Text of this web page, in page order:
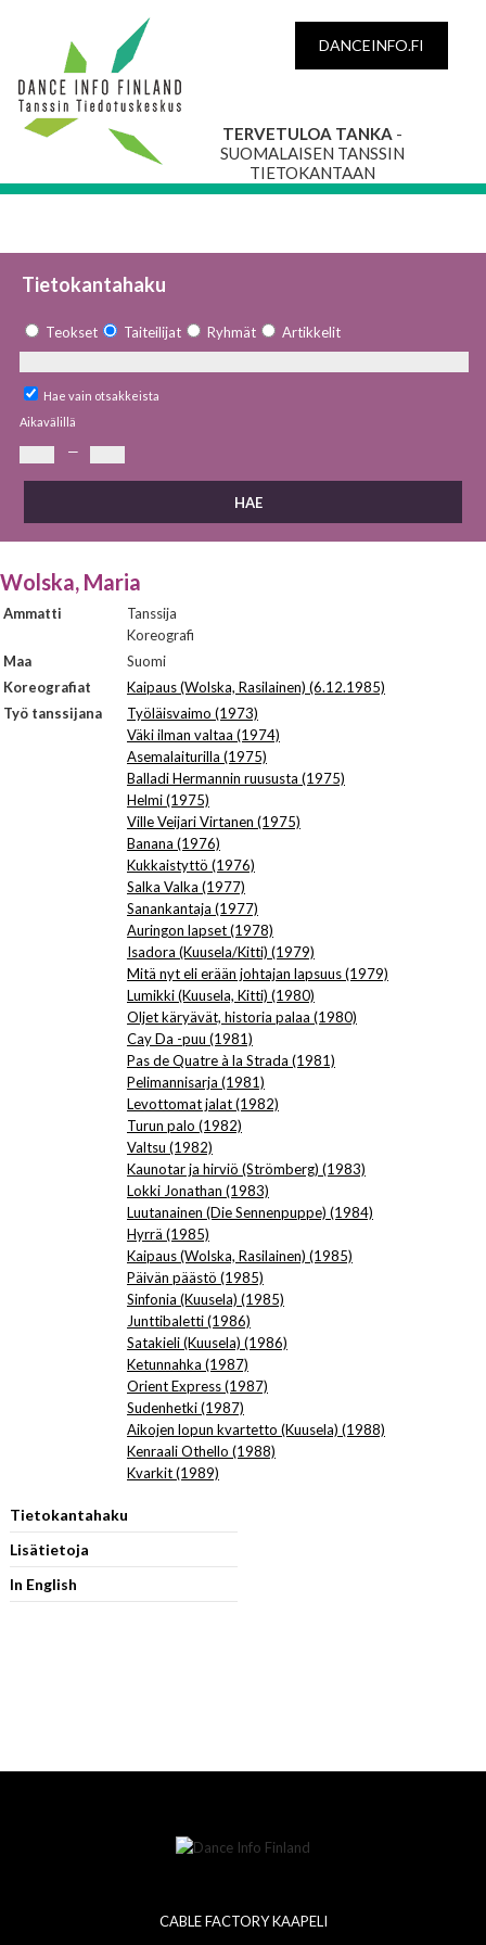
DANCEINFO.FI
TERVETULOA TANKA -
SUOMALAISEN TANSSIN
TIETOKANTAAN
Tietokantahaku
Teokset Taiteilijat Ryhmät Artikkelit
Hae vain otsakkeista
Aikavälillä
—
Wolska, Maria
Ammatti
Tanssija
Koreografi
Maa
Suomi
Koreografiat
Kaipaus (Wolska, Rasilainen) (6.12.1985)
Työ tanssijana
Työläisvaimo (1973)
Väki ilman valtaa (1974)
Asemalaiturilla (1975)
Balladi Hermannin ruususta (1975)
Helmi (1975)
Ville Veijari Virtanen (1975)
Banana (1976)
Kukkaistyttö (1976)
Salka Valka (1977)
Sanankantaja (1977)
Auringon lapset (1978)
Isadora (Kuusela/Kitti) (1979)
Mitä nyt eli erään johtajan lapsuus (1979)
Lumikki (Kuusela, Kitti) (1980)
Oljet käryävät, historia palaa (1980)
Cay Da -puu (1981)
Pas de Quatre à la Strada (1981)
Pelimannisarja (1981)
Levottomat jalat (1982)
Turun palo (1982)
Valtsu (1982)
Kaunotar ja hirviö (Strömberg) (1983)
Lokki Jonathan (1983)
Luutanainen (Die Sennenpuppe) (1984)
Hyrrä (1985)
Kaipaus (Wolska, Rasilainen) (1985)
Päivän päästö (1985)
Sinfonia (Kuusela) (1985)
Junttibaletti (1986)
Satakieli (Kuusela) (1986)
Ketunnahka (1987)
Orient Express (1987)
Sudenhetki (1987)
Aikojen lopun kvartetto (Kuusela) (1988)
Kenraali Othello (1988)
Kvarkit (1989)
Tietokantahaku
Lisätietoja
In English
CABLE FACTORY KAAPELI